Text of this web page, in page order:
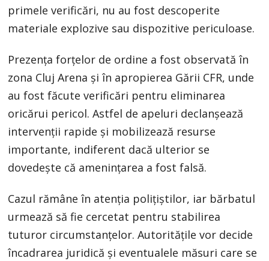
primele verificări, nu au fost descoperite
materiale explozive sau dispozitive periculoase.
Prezența forțelor de ordine a fost observată în
zona Cluj Arena și în apropierea Gării CFR, unde
au fost făcute verificări pentru eliminarea
oricărui pericol. Astfel de apeluri declanșează
intervenții rapide și mobilizează resurse
importante, indiferent dacă ulterior se
dovedește că amenințarea a fost falsă.
Cazul rămâne în atenția polițiștilor, iar bărbatul
urmează să fie cercetat pentru stabilirea
tuturor circumstanțelor. Autoritățile vor decide
încadrarea juridică și eventualele măsuri care se